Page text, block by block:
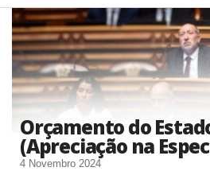
Orçamento do
(Apreciação na
4 Novembro 2024